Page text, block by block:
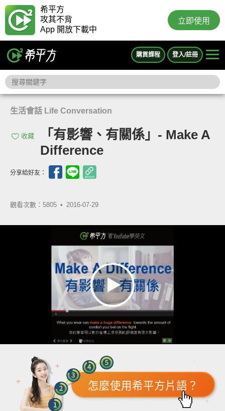
希平方
攻其不背
App 開放下載中
立即使用
購買課程 登入/註冊
生活會話 Life Conversation
收藏
「有影響、有關係」- Make A
Difference
分享給好友：
觀看次數：5805 • 2016-07-29
怎麼使用希平方片語？